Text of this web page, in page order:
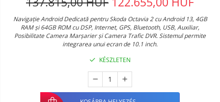
Navigație Android Dedicată pentru Skoda Octavia 2 cu Android 13, 4GB
RAM și 64GB ROM cu DSP, Internet, GPS, Bluetooth, USB, Auxiliar,
Posibilitate Camera Marșarier și Camera Trafic DVR. Sistemul permite
integrarea unui ecran de 10.1 inch.
KÉSZLETEN